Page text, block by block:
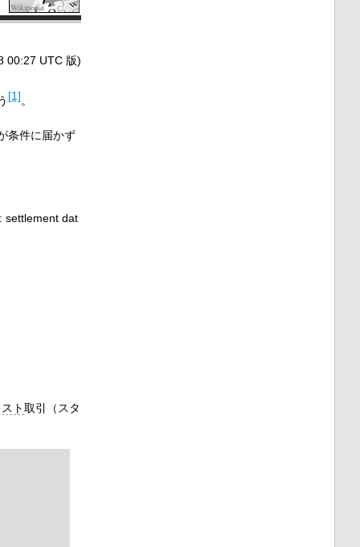
00:27 UTC 版)
[1]。
条件に届かず
settlement dat
ト取引（スタ